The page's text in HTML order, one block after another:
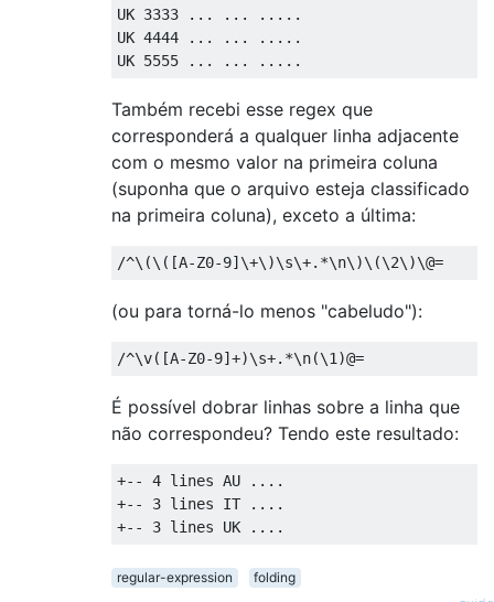
UK 3333 ... ... .....
UK 4444 ... ... .....
Também recebi esse regex que
corresponderá a qualquer linha adjacente
com o mesmo valor na primeira coluna
(suponha que o arquivo esteja classificado
na primeira coluna), exceto a última:
(ou para torná-lo menos "cabeludo"):
É possível dobrar linhas sobre a linha que
não correspondeu? Tendo este resultado:
+-- 4 lines AU ....
+-- 3 lines IT ....
regular-expression
folding